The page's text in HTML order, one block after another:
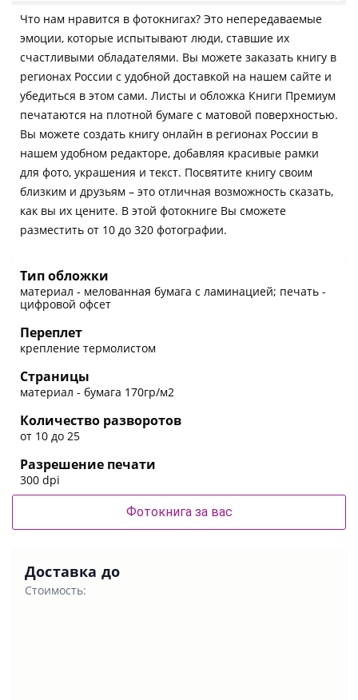
Что нам нравится в фотокнигах? Это непередаваемые
эмоции, которые испытывают люди, ставшие их
счастливыми обладателями. Вы можете заказать книгу в
регионах России с удобной доставкой на нашем сайте и
убедиться в этом сами. Листы и обложка Книги Премиум
печатаются на плотной бумаге с матовой поверхностью.
Вы можете создать книгу онлайн в регионах России в
нашем удобном редакторе, добавляя красивые рамки
для фото, украшения и текст. Посвятите книгу своим
близким и друзьям – это отличная возможность сказать,
как вы их цените. В этой фотокниге Вы сможете
разместить от 10 до 320 фотографии.
Тип обложки
материал - мелованная бумага с ламинацией; печать -
цифровой офсет
Переплет
крепление термолистом
Страницы
материал - бумага 170гр/м2
Количество разворотов
от 10 до 25
Разрешение печати
300 dpi
Фотокнига за вас
Доставка до
Стоимость: